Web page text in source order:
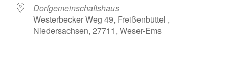
Dorfgemeinschaftshaus
Westerbecker Weg 49, Freißenbüttel ,
Niedersachsen, 27711, Weser-Ems